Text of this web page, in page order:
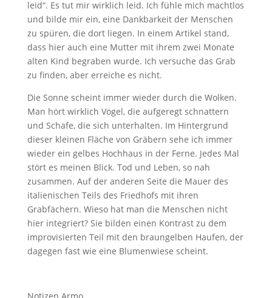
leid“. Es tut mir wirklich leid. Ich fühle mich machtlos
und bilde mir ein, eine Dankbarkeit der Menschen
zu spüren, die dort liegen. In einem Artikel stand,
dass hier auch eine Mutter mit ihrem zwei Monate
alten Kind begraben wurde. Ich versuche das Grab
zu finden, aber erreiche es nicht.
Die Sonne scheint immer wieder durch die Wolken.
Man hört wirklich Vögel, die aufgeregt schnattern
und Schafe, die sich unterhalten. Im Hintergrund
dieser kleinen Fläche von Gräbern sehe ich immer
wieder ein gelbes Hochhaus in der Ferne. Jedes Mal
stört es meinen Blick. Tod und Leben, so nah
zusammen. Auf der anderen Seite die Mauer des
italienischen Teils des Friedhofs mit ihren
Grabfächern. Wieso hat man die Menschen nicht
hier integriert? Sie bilden einen Kontrast zu dem
improvisierten Teil mit den braungelben Haufen, der
dagegen fast wie eine Blumenwiese scheint.